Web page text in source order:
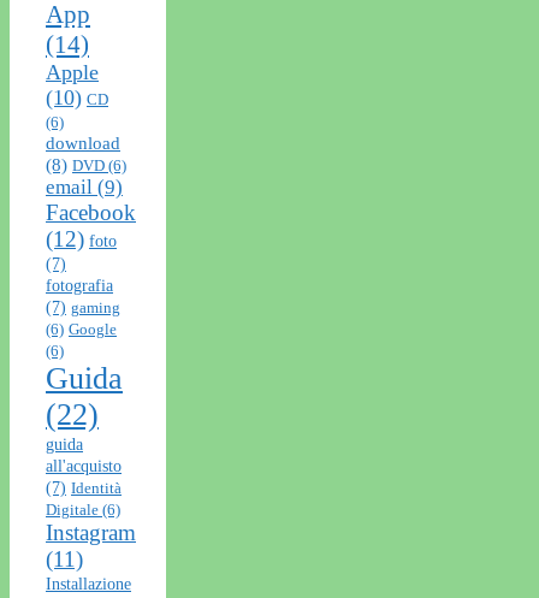
App
(14)
Apple
(10) CD
(6)
download
(8) DVD (6)
email (9)
Facebook
(12) foto
(7)
fotografia
(7) gaming
(6) Google
(6)
Guida
(22)
guida
all'acquisto
(7) Identità
Digitale (6)
Instagram
(11)
Installazione